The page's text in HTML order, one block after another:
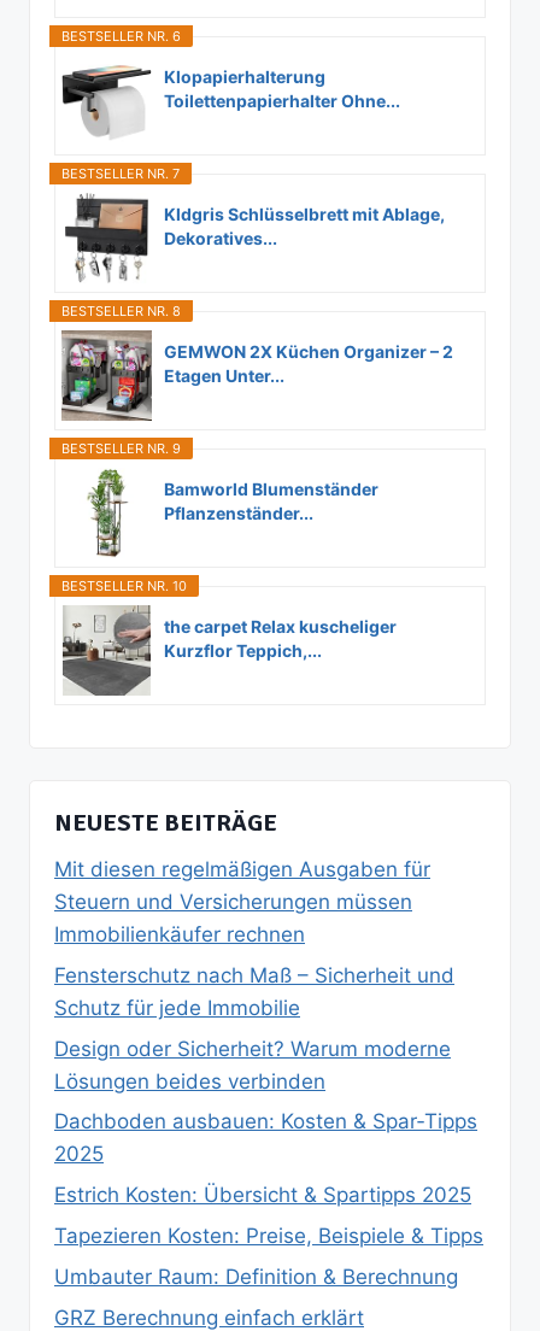
BESTSELLER NR. 6
Klopapierhalterung
Toilettenpapierhalter Ohne...
BESTSELLER NR. 7
Kldgris Schlüsselbrett mit Ablage,
Dekoratives...
BESTSELLER NR. 8
GEMWON 2X Küchen Organizer – 2
Etagen Unter...
BESTSELLER NR. 9
Bamworld Blumenständer
Pflanzenständer...
BESTSELLER NR. 10
the carpet Relax kuscheliger
Kurzflor Teppich,...
NEUESTE BEITRÄGE
Mit diesen regelmäßigen Ausgaben für
Steuern und Versicherungen müssen
Immobilienkäufer rechnen
Fensterschutz nach Maß – Sicherheit und
Schutz für jede Immobilie
Design oder Sicherheit? Warum moderne
Lösungen beides verbinden
Dachboden ausbauen: Kosten & Spar‑Tipps
2025
Estrich Kosten: Übersicht & Spartipps 2025
Tapezieren Kosten: Preise, Beispiele & Tipps
Umbauter Raum: Definition & Berechnung
GRZ Berechnung einfach erklärt